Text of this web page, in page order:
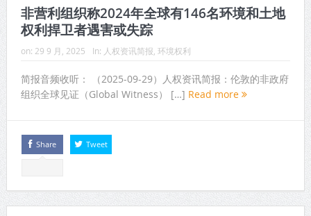
非营利组织称2024年全球有146名环境和土地
权利捍卫者遇害或失踪
on: 29 9 月, 2025 In: 人权资讯简报 环境权利
简报音频收听： （2025-09-29）人权资讯简报：伦敦的非政府
组织全球见证（Global Witness） […] Read more
Share Tweet